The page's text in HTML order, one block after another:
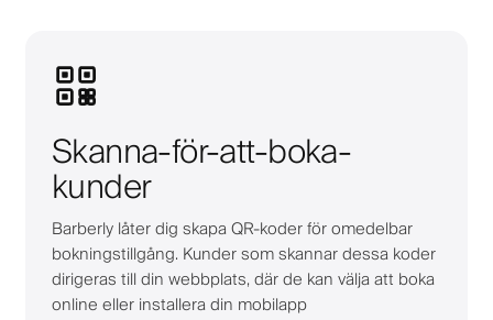
Skanna-för-att-boka-
kunder
Barberly låter dig skapa QR-koder för omedelbar
bokningstillgång. Kunder som skannar dessa koder
dirigeras till din webbplats, där de kan välja att boka
online eller installera din mobilapp